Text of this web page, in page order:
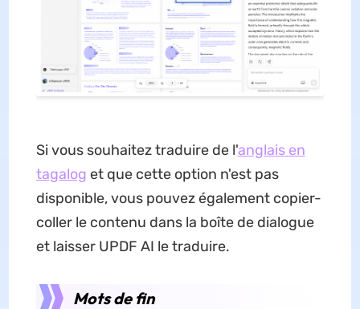
Si vous souhaitez traduire de l'anglais en
tagalog et que cette option n'est pas
disponible, vous pouvez également copier-
coller le contenu dans la boîte de dialogue
et laisser UPDF AI le traduire.
Mots de fin